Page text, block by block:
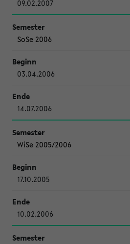
09.02.2007
SoSe 2006
03.04.2006
14.07.2006
WiSe 2005/2006
17.10.2005
10.02.2006